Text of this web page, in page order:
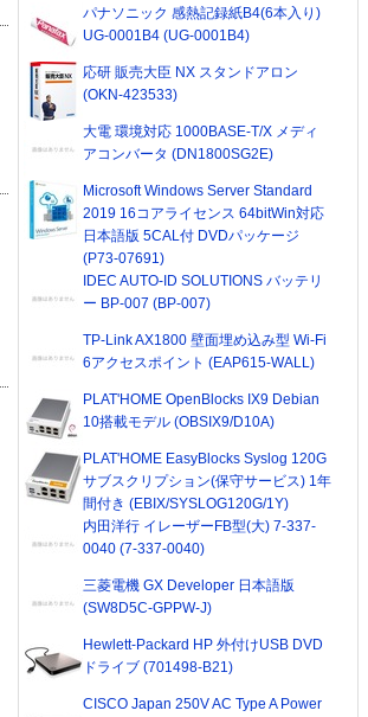
パナソニック 感熱記録紙B4(6本入り)
UG-0001B4 (UG-0001B4)
応研 販売大臣 NX スタンドアロン
(OKN-423533)
大電 環境対応 1000BASE-T/X メディ
アコンバータ (DN1800SG2E)
Microsoft Windows Server Standard
2019 16コアライセンス 64bitWin対応
日本語版 5CAL付 DVDパッケージ
(P73-07691)
IDEC AUTO-ID SOLUTIONS バッテリ
ー BP-007 (BP-007)
TP-Link AX1800 壁面埋め込み型 Wi-Fi
6アクセスポイント (EAP615-WALL)
PLAT'HOME OpenBlocks IX9 Debian
10搭載モデル (OBSIX9/D10A)
PLAT'HOME EasyBlocks Syslog 120G
サブスクリプション(保守サービス) 1年
間付き (EBIX/SYSLOG120G/1Y)
内田洋行 イレーザーFB型(大) 7-337-
0040 (7-337-0040)
三菱電機 GX Developer 日本語版
(SW8D5C-GPPW-J)
Hewlett-Packard HP 外付けUSB DVD
ドライブ (701498-B21)
CISCO Japan 250V AC Type A Power